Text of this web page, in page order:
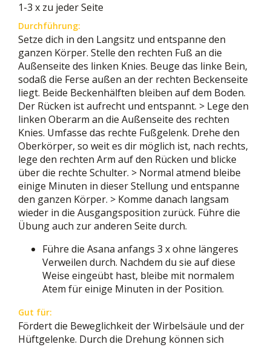
1-3 x zu jeder Seite
Durchführung:
Setze dich in den Langsitz und entspanne den
ganzen Körper. Stelle den rechten Fuß an die
Außenseite des linken Knies. Beuge das linke Bein,
sodaß die Ferse außen an der rechten Beckenseite
liegt. Beide Beckenhälften bleiben auf dem Boden.
Der Rücken ist aufrecht und entspannt. > Lege den
linken Oberarm an die Außenseite des rechten
Knies. Umfasse das rechte Fußgelenk. Drehe den
Oberkörper, so weit es dir möglich ist, nach rechts,
lege den rechten Arm auf den Rücken und blicke
über die rechte Schulter. > Normal atmend bleibe
einige Minuten in dieser Stellung und entspanne
den ganzen Körper. > Komme danach langsam
wieder in die Ausgangsposition zurück. Führe die
Übung auch zur anderen Seite durch.
Führe die Asana anfangs 3 x ohne längeres
Verweilen durch. Nachdem du sie auf diese
Weise eingeübt hast, bleibe mit normalem
Atem für einige Minuten in der Position.
Gut für:
Fördert die Beweglichkeit der Wirbelsäule und der
Hüftgelenke. Durch die Drehung können sich